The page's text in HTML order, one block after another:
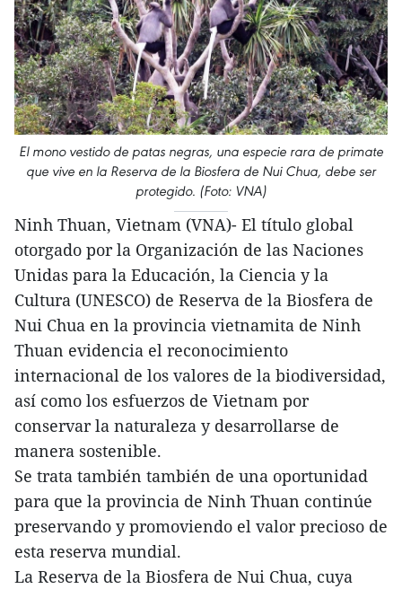
El mono vestido de patas negras, una especie rara de primate
que vive en la Reserva de la Biosfera de Nui Chua, debe ser
protegido. (Foto: VNA)
Ninh Thuan, Vietnam (VNA)- El título global
otorgado por la Organización de las Naciones
Unidas para la Educación, la Ciencia y la
Cultura (UNESCO) de Reserva de la Biosfera de
Nui Chua en la provincia vietnamita de Ninh
Thuan evidencia el reconocimiento
internacional de los valores de la biodiversidad,
así como los esfuerzos de Vietnam por
conservar la naturaleza y desarrollarse de
manera sostenible.
Se trata también también de una oportunidad
para que la provincia de Ninh Thuan continúe
preservando y promoviendo el valor precioso de
esta reserva mundial.
La Reserva de la Biosfera de Nui Chua, cuya